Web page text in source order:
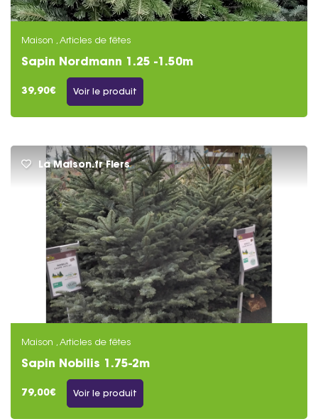
Maison , Articles de fêtes
Sapin Nordmann 1.25 -1.50m
39,90€ Voir le produit
La Maison.fr Flers
Maison , Articles de fêtes
Sapin Nobilis 1.75-2m
79,00€ Voir le produit